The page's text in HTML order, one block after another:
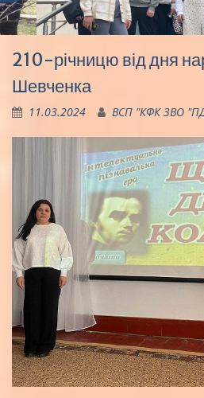
210-річницю від дня
Шевченка
11.03.2024 ВСП "КФК ЗВО